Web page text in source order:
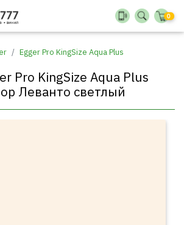
0
Egger Pro KingSize Aqua Plus
Pro KingSize Aqua Plus
Леванто светлый